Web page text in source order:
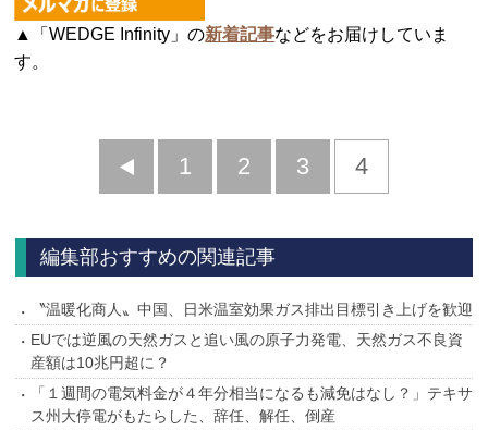
▲「WEDGE Infinity」の新着記事などをお届けしていま
す。
前
1 2 3 4
編集部おすすめの関連記事
〝温暖化商人〟中国、日米温室効果ガス排出目標引き上げを歓迎
EUでは逆風の天然ガスと追い風の原子力発電、天然ガス不良資
産額は10兆円超に？
「１週間の電気料金が４年分相当になるも減免はなし？」テキサ
ス州大停電がもたらした、辞任、解任、倒産